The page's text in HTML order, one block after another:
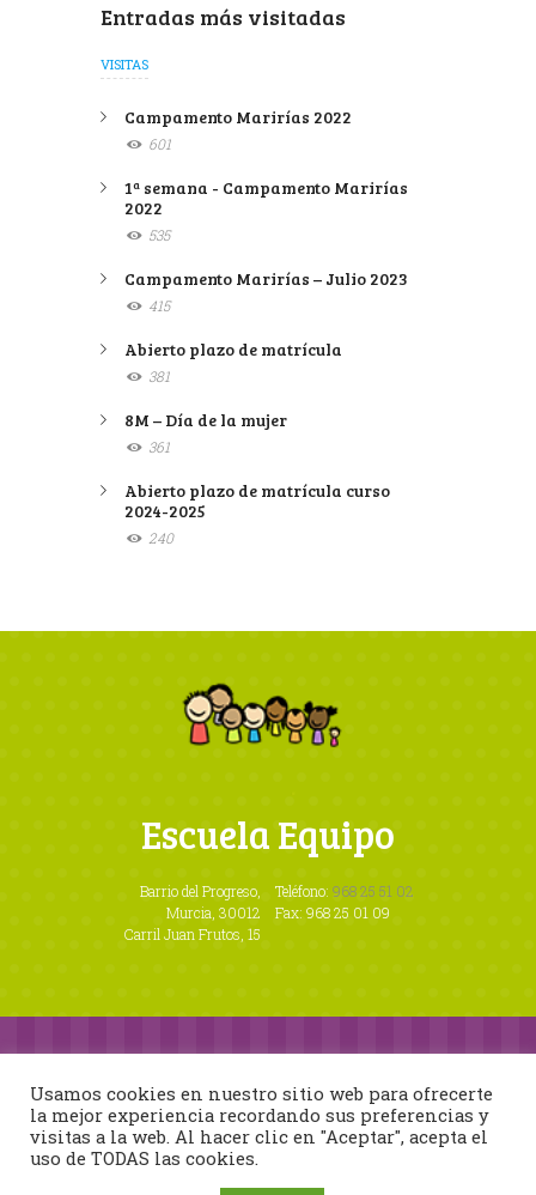
Entradas más visitadas
VISITAS
Campamento Marirías 2022
601
1ª semana - Campamento Marirías
2022
535
Campamento Marirías – Julio 2023
415
Abierto plazo de matrícula
381
8M – Día de la mujer
361
Abierto plazo de matrícula curso
2024-2025
240
Escuela Equipo
Teléfono: 968 25 51 02
Fax: 968 25 01 09
Barrio del Progreso,
Murcia, 30012
Carril Juan Frutos, 15
Usamos cookies en nuestro sitio web para ofrecerte
la mejor experiencia recordando sus preferencias y
visitas a la web. Al hacer clic en "Aceptar", acepta el
uso de TODAS las cookies.